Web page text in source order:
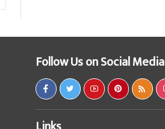
Follow Us on Social Media